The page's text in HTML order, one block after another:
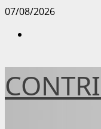
Avançar
07/08/2026